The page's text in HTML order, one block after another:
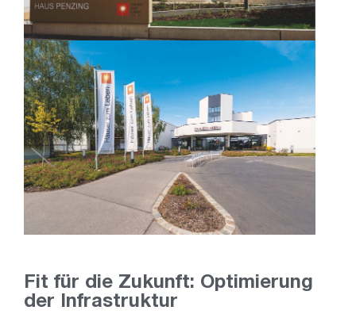
Fit für die Zukunft: Optimierung
der Infrastruktur